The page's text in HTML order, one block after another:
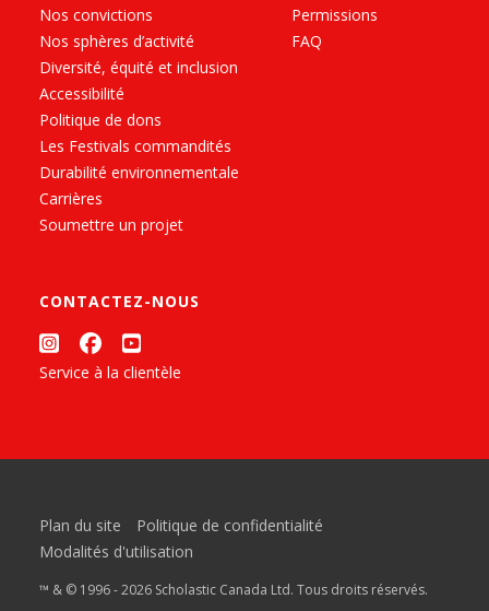
Nos convictions
Nos sphères d’activité
Diversité, équité et inclusion
Accessibilité
Politique de dons
Les Festivals commandités
Durabilité environnementale
Carrières
Soumettre un projet
Permissions
FAQ
CONTACTEZ-NOUS
Service à la clientèle
Plan du site
Politique de confidentialité
Modalités d'utilisation
™ & © 1996 - 2026 Scholastic Canada Ltd. Tous droits réservés.